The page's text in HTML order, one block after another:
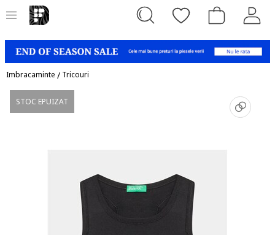
Imbracaminte / Tricouri
STOC EPUIZAT